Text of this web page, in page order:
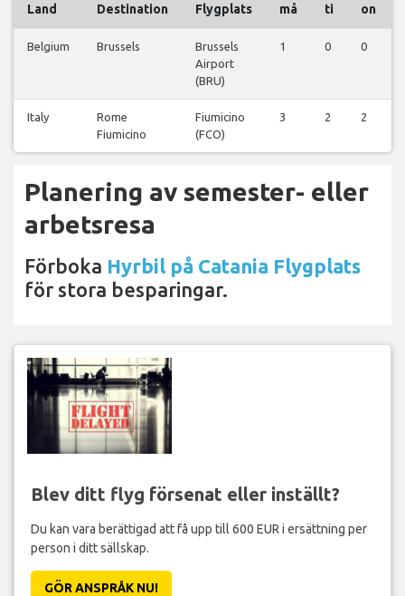
Land Destination Flygplats må ti on
Belgium Brussels
Brussels
Airport
(BRU)
1 0 0
Italy
Rome
Fiumicino
Fiumicino
(FCO)
3 2 2
Planering av semester- eller
arbetsresa
Förboka Hyrbil på Catania Flygplats
för stora besparingar.
Blev ditt flyg försenat eller inställt?
Du kan vara berättigad att få upp till 600 EUR i ersättning per
person i ditt sällskap.
GÖR ANSPRÅK NU!